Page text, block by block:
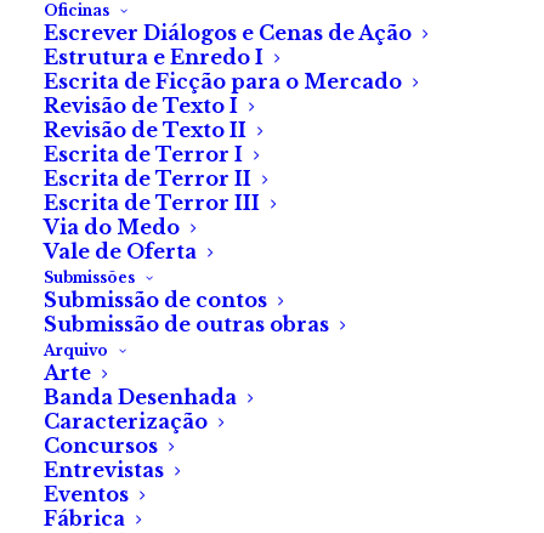
Oficinas
Escrever Diálogos e Cenas de Ação
Estrutura e Enredo I
Escrita de Ficção para o Mercado
Revisão de Texto I
Revisão de Texto II
Escrita de Terror I
Escrita de Terror II
Escrita de Terror III
Via do Medo
Vale de Oferta
Submissões
Submissão de contos
Submissão de outras obras
Arquivo
Arte
Banda Desenhada
Caracterização
Concursos
Entrevistas
Eventos
Fábrica
Quão azarada tem uma pessoa de ser para ter um furo
a meio da noite, numa estrada secundária, com uma
barra de rede no telemóvel que aparece e
desaparece, em caprichos intermitentes?
Contar já estar em casa. Ligar as luzes de emergência.
Pôr o triângulo uns metros atrás do carro. Vestir o
colete reflector, entre suspiros audíveis na noite
quieta.
Quão sortuda tem uma pessoa de ser para resistir ao
desalento inicial, arregaçar as mangas e, sem soltar
uma asneira (muito feia), iniciar o rodar e soltar de
porcas, confiando mais no uso do peso do corpo e
menos na força, e de a coisa começar a correr bem, e